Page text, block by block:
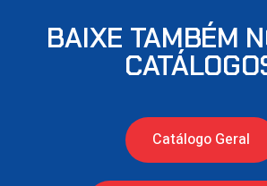
BAIXE TAMBÉM
Catálogo Geral